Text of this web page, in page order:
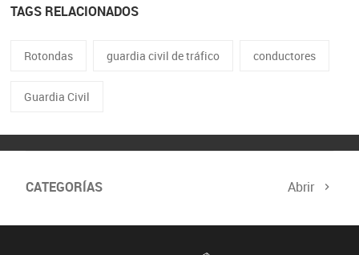
TAGS RELACIONADOS
Rotondas guardia civil de tráfico conductores
Guardia Civil
CATEGORÍAS Abrir